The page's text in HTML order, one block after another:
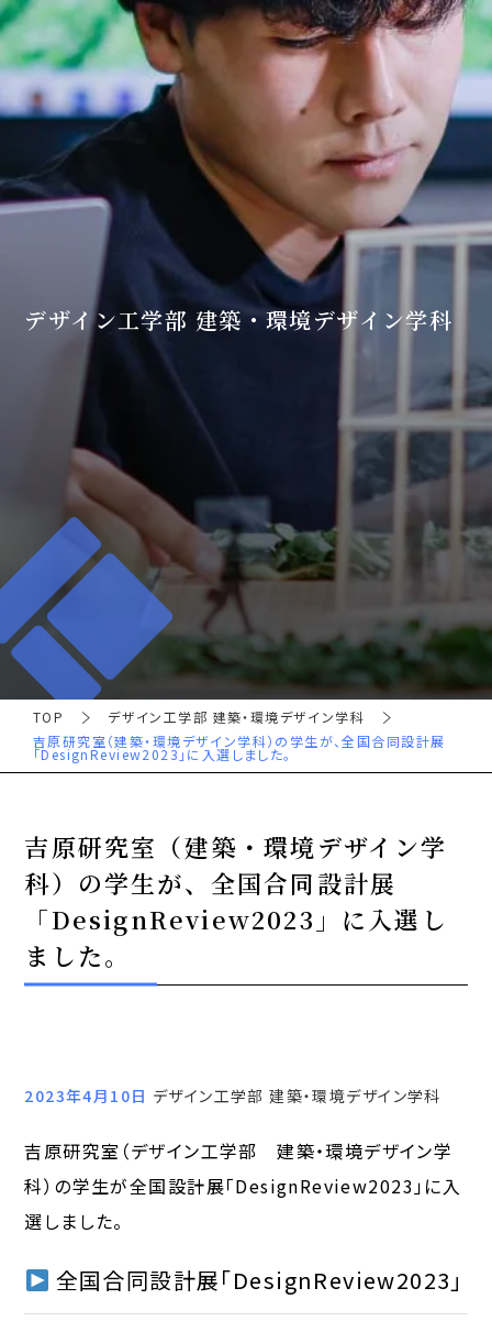
デザイン工学部 建築・環境デザイン学科
TOP
デザイン工学部 建築・環境デザイン学科
吉原研究室（建築・環境デザイン学科）の学生が、全国合同設計展
「DesignReview2023」に入選しました。
吉原研究室（建築・環境デザイン学
科）の学生が、全国合同設計展
「DesignReview2023」に入選し
ました。
2023年4月10日 デザイン工学部 建築・環境デザイン学科
吉原研究室（デザイン工学部 建築・環境デザイン学
科）の学生が全国設計展「DesignReview2023」に入
選しました。
全国合同設計展「DesignReview2023」